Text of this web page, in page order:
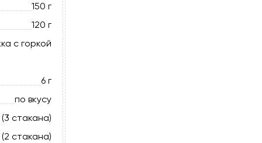
150 г
120 г
с горкой
6 г
по вкусу
стакана)
стакана)